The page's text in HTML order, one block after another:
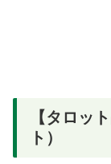
【タロッ
ト）